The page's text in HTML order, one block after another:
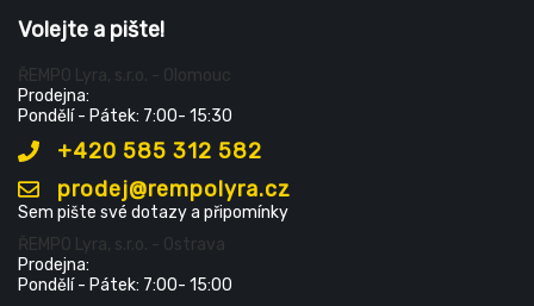
Volejte a pište!
ŘEMPO Lyra, s.r.o. - Olomouc
Prodejna:
Pondělí - Pátek: 7:00- 15:30
+420 585 312 582
prodej@rempolyra.cz
Sem pište své dotazy a připomínky
ŘEMPO Lyra, s.r.o. - Ostrava
Prodejna:
Pondělí - Pátek: 7:00- 15:00